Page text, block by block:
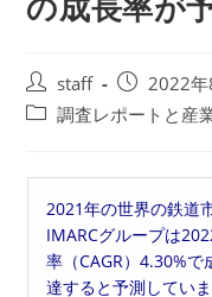
投
稿
staff
投
稿
日:
2022年
投
ー:
調査レポートと産
2021年の世界の鉄道
IMARCグループは
率（CAGR）4.30%
達すると予測してい